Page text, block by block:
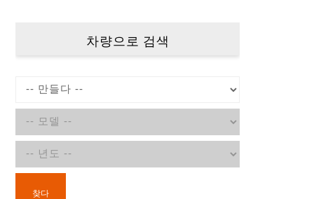
차량으로 검색
찾다